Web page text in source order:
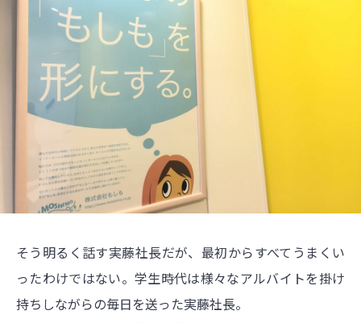
そう明るく話す実藤社長だが、最初からすべてうまくい
ったわけではない。学生時代は様々なアルバイトを掛け
持ちしながらの毎日を送った実藤社長。